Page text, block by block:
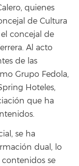
quienes
de Cultura
concejal de
Al acto
de las
Grupo Fedola,
Hoteles,
que ha
se ha
dual, lo
se